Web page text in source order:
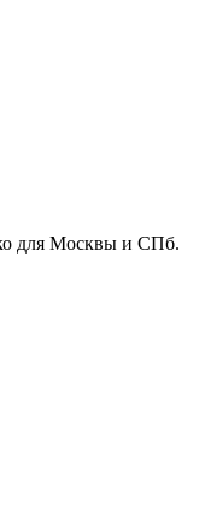
для Москвы и СПб.